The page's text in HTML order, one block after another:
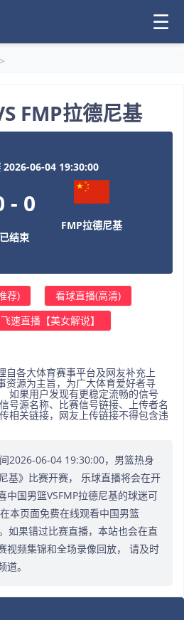
☰
>
FMP拉德尼基
2026-06-04 19:30:00
- 0
已结束
FMP拉德尼基
荐)
看球直播(高清)
飞速直播【美女解说】
自各大体育赛事平台及网友补充上
资源为主旨，为广大体育爱好者寻
如果用户发现有更稳定流畅的信号
号源名称、比赛信号链接、上传者名
相关链接，网友上传链接不得包含违
2026-06-04 19:30:00，男篮热身
基》比赛开赛， 乐球直播将会在开
中国男篮VSFMP拉德尼基的球迷可
本页面免费在线观看中国男篮
如果错过比赛直播，本站也会在直
视频集锦和全场录像回放， 请及时
。